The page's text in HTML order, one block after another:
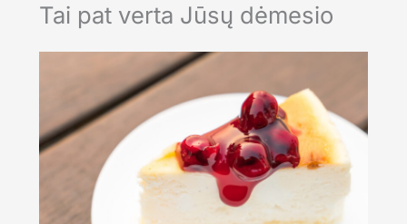
Tai pat verta Jūsų dėmesio